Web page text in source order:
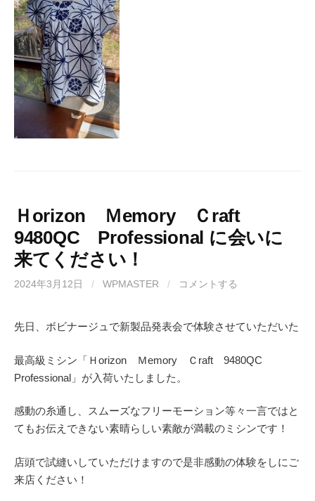
Ｈorizon Ｍemory Ｃraft
9480QC Professional に会いに
来てください！
2024年3月12日 / WPMASTER / コメントする
先日、ボビナージュで新製品発表会で体験させていただいた
最高級ミシン「Ｈorizon Ｍemory Ｃraft 9480QC
Professional」が入荷いたしました。
感動の糸通し、スムーズなフリーモーション等々一言ではと
てもお伝えできない素晴らしい素敵が満載のミシンです！
店頭で試縫いしていただけますので是非感動の体験をしにご
来店ください！